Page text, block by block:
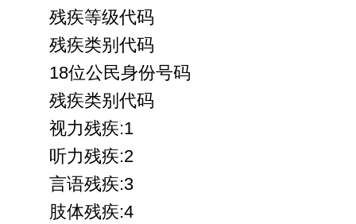
残疾等级代码
残疾类别代码
18位公民身份号码
残疾类别代码
视力残疾:1
听力残疾:2
言语残疾:3
肢体残疾:4